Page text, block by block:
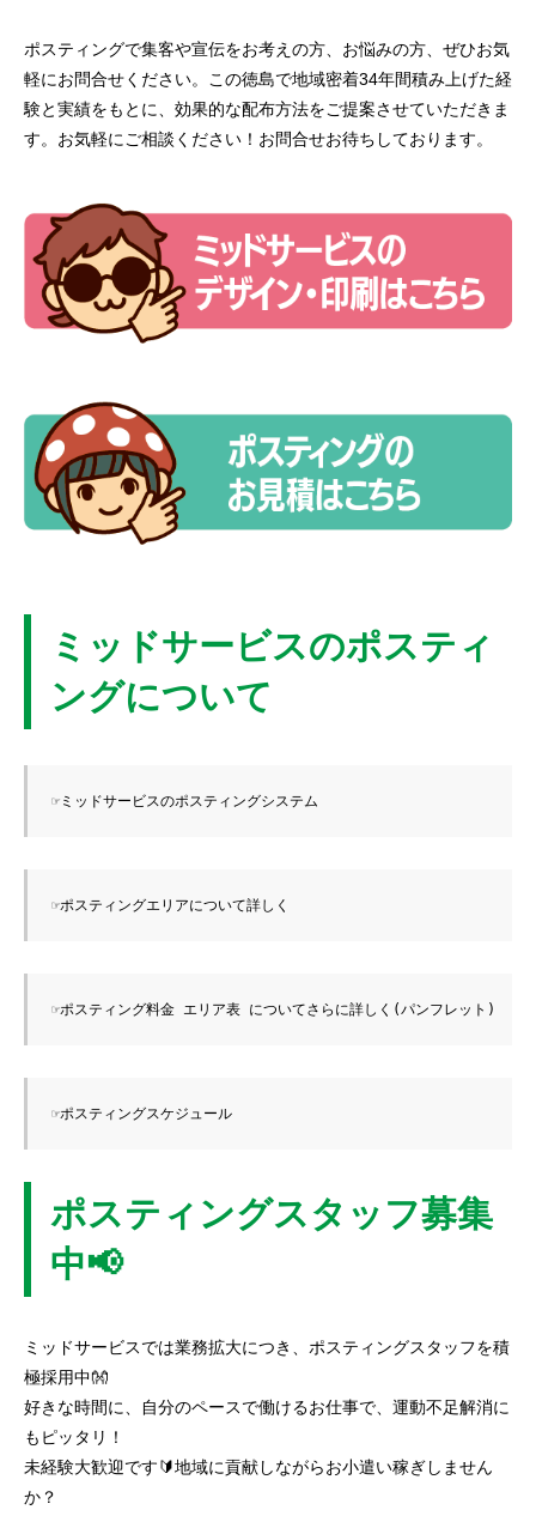
ポスティングで集客や宣伝をお考えの方、お悩みの方、ぜひお気
軽にお問合せください。この徳島で地域密着34年間積み上げた経
験と実績をもとに、効果的な配布方法をご提案させていただきま
す。お気軽にご相談ください！お問合せお待ちしております。
ミッドサービスのポスティ
ングについて
☞ミッドサービスのポスティングシステム
☞ポスティングエリアについて詳しく
☞ポスティング料金 エリア表 についてさらに詳しく(パンフレット)
☞ポスティングスケジュール
ポスティングスタッフ募集
中📢
ミッドサービスでは業務拡大につき、ポスティングスタッフを積
極採用中👐
好きな時間に、自分のペースで働けるお仕事で、運動不足解消に
もピッタリ！
未経験大歓迎です🔰地域に貢献しながらお小遣い稼ぎしません
か？